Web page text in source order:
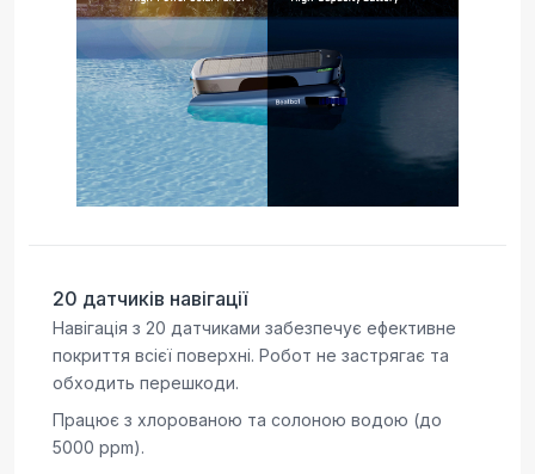
20 датчиків навігації
Навігація з 20 датчиками забезпечує ефективне
покриття всієї поверхні. Робот не застрягає та
обходить перешкоди.
Працює з хлорованою та солоною водою (до
5000 ppm).